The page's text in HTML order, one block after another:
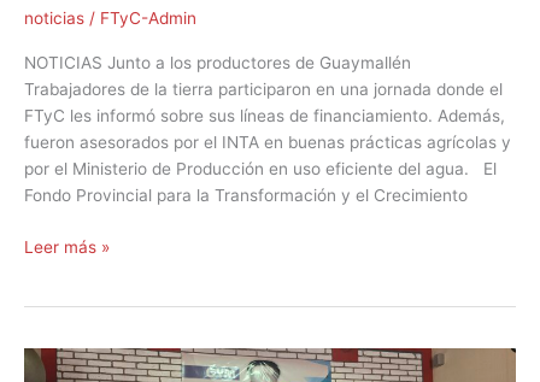
noticias / FTyC-Admin
NOTICIAS Junto a los productores de Guaymallén
Trabajadores de la tierra participaron en una jornada donde el
FTyC les informó sobre sus líneas de financiamiento. Además,
fueron asesorados por el INTA en buenas prácticas agrícolas y
por el Ministerio de Producción en uso eficiente del agua. El
Fondo Provincial para la Transformación y el Crecimiento
Leer más »
La